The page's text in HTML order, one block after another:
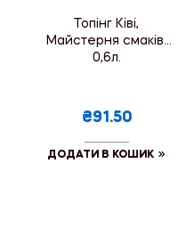
Топінг Ківі,
Майстерня смаків,
0,6л.
₴91.50
ДОДАТИ В КОШИК